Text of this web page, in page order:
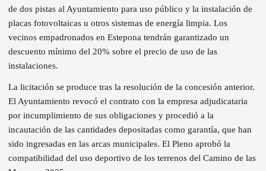
de dos pistas al Ayuntamiento para uso público y la instalación de
placas fotovoltaicas u otros sistemas de energía limpia. Los
vecinos empadronados en Estepona tendrán garantizado un
descuento mínimo del 20% sobre el precio de uso de las
instalaciones.
La licitación se produce tras la resolución de la concesión anterior.
El Ayuntamiento revocó el contrato con la empresa adjudicataria
por incumplimiento de sus obligaciones y procedió a la
incautación de las cantidades depositadas como garantía, que han
sido ingresadas en las arcas municipales. El Pleno aprobó la
compatibilidad del uso deportivo de los terrenos del Camino de las